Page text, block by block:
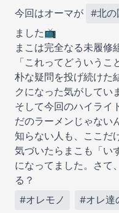
今回はオーマが
#北の
ました📺
まこは完全なる未履修
「これってどういう
朴な疑問を投げ続けた
クになった気がしてい
そして今回のハイライ
だのラーメンじゃない
知らない人も、ここだ
気づいたらまこも「い
になってました。さて
る？
#オレモノ
#オレ達